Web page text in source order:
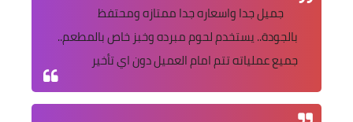
جميل جدا واسعاره جدا ممتازه ومحتفظ
بالجودة.. يستخدم لحوم مبرده وخبز خاص بالمطعم..
جميع عملياته تتم امام العميل دون اي تأخير